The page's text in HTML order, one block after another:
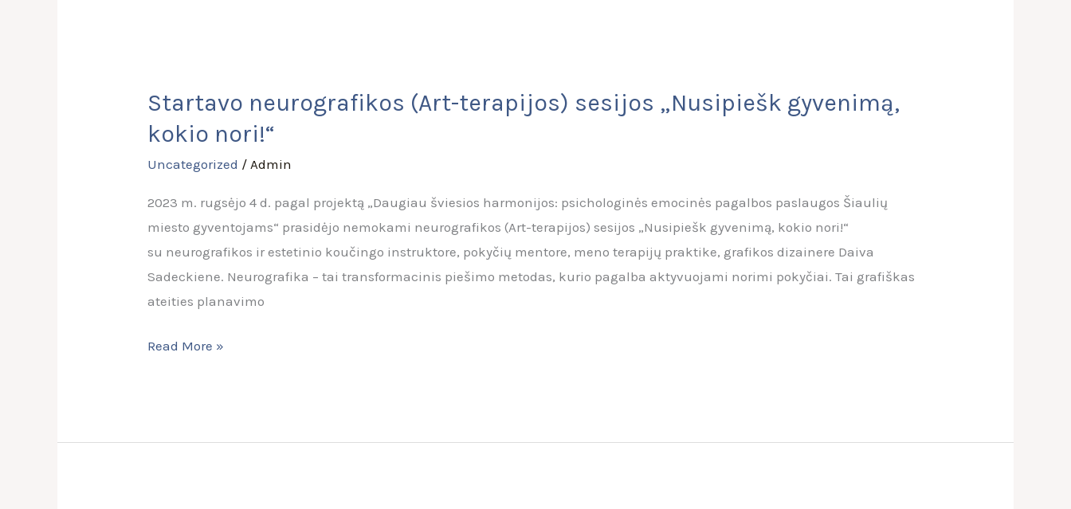
Startavo neurografikos (Art-terapijos) sesijos „Nusipiešk gyvenimą,
kokio nori!“
Uncategorized /Admin
2023 m. rugsėjo 4 d. pagal projektą „Daugiau šviesios harmonijos: psichologinės emocinės pagalbos paslaugos Šiaulių
miesto gyventojams“ prasidėjo nemokami neurografikos (Art-terapijos) sesijos „Nusipiešk gyvenimą, kokio nori!“
su neurografikos ir estetinio koučingo instruktore, pokyčių mentore, meno terapijų praktike, grafikos dizainere Daiva
Sadeckiene. Neurografika – tai transformacinis piešimo metodas, kurio pagalba aktyvuojami norimi pokyčiai. Tai grafiškas
ateities planavimo
(Art-
terapijos)
„Nusipiešk
gyvenimą,
kokio
nori!“
Read More »